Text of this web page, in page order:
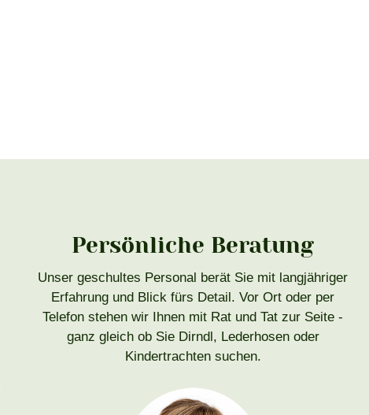
Persönliche Beratung
Unser geschultes Personal berät Sie mit langjähriger
Erfahrung und Blick fürs Detail. Vor Ort oder per
Telefon stehen wir Ihnen mit Rat und Tat zur Seite -
ganz gleich ob Sie Dirndl, Lederhosen oder
Kindertrachten suchen.